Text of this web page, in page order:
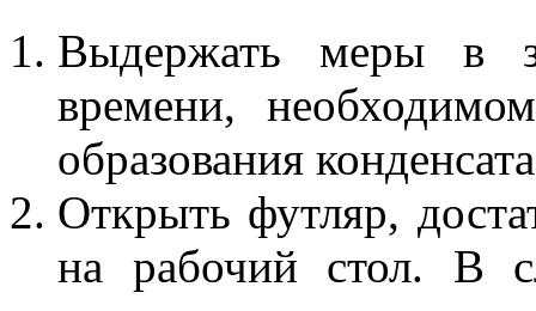
Выдержать меры в
времени,
образования
Открыть футляр,
на рабочий стол. В